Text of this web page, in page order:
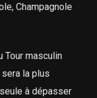
Champagnole
Tour masculin
la plus
à dépasser